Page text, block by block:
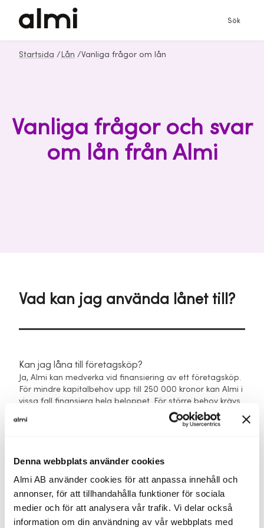
Denna webbplats använder cookies
Almi AB använder cookies för att anpassa innehåll och
annonser, för att tillhandahålla funktioner för sociala
medier och för att analysera vår trafik. Vi delar också
information om din användning av vår webbplats med
Sök
Startsida / Lån /Vanliga frågor om lån
Vanliga frågor och svar
om lån från Almi
Vad kan jag använda lånet till?
Kan jag låna till företagsköp?
Ja, Almi kan medverka vid finansiering av ett företagsköp.
För mindre kapitalbehov upp till 250 000 kronor kan Almi i
vissa fall finansiera hela beloppet. För större behov krävs
medfinansiering, till exempel eget kapital, banklån eller en
privat finansiär.
affären.
Kan jag låna för att lösa andra lån?
Nej. Refinansiering ingår inte i Almis uppdrag. Lånen ska
gå till framåtriktade satsningar som utvecklar företaget,
inte till att lösa tidigare krediter.